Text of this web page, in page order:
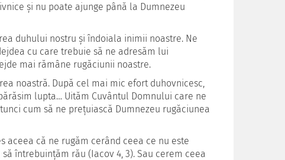
și nu poate ajunge până la Dumnezeu
duhului nostru și îndoiala inimii noastre. Ne
cu care trebuie să ne adresăm lui
mai rămâne rugăciunii noastre.
noastră. După cel mai mic efort duhovnicesc,
lupta… Uităm Cuvântul Domnului care ne
cum să ne prețuiască Dumnezeu rugăciunea
aceea că ne rugăm cerând ceea ce nu este
întrebuințăm rău (Iacov 4, 3). Sau cerem ceea